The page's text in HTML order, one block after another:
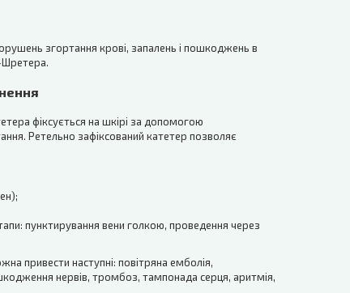
згортання крові, запалень і пошкоджень в
Шретера.
фіксується на шкірі за допомогою
Ретельно зафіксований катетер позволяє
пунктирування вени голкою, проведення через
привести наступні: повітряна емболія,
нервів, тромбоз, тампонада серця, аритмія,